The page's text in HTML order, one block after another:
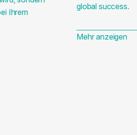
Ihrem
global success.
Mehr anzeigen